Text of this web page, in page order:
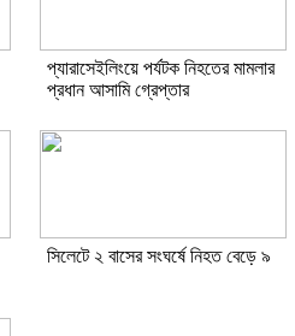
প্যারাসেইলিংয়ে পর্যটক নিহতের মামলার
প্রধান আসামি গ্রেপ্তার
সিলেটে ২ বাসের সংঘর্ষে নিহত বেড়ে ৯